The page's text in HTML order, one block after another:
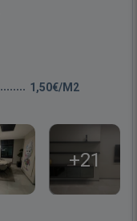
1,50€/M2
+21